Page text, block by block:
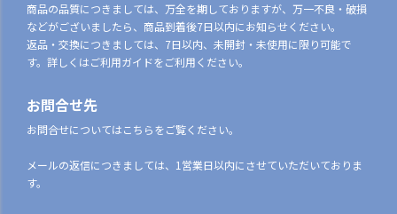
商品の品質につきましては、万全を期しておりますが、万一不良・破損
などがございましたら、商品到着後7日以内にお知らせください。
返品・交換につきましては、7日以内、未開封・未使用に限り可能で
す。詳しくはご利用ガイドをご利用ください。
お問合せ先
お問合せについてはこちらをご覧ください。
メールの返信につきましては、1営業日以内にさせていただいておりま
す。